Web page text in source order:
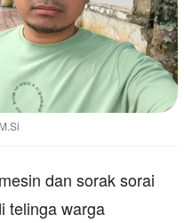
dan sorak sorai
telinga warga